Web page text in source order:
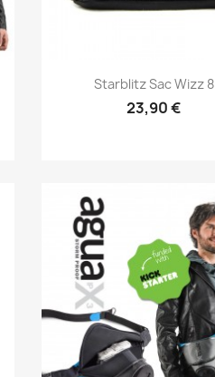
Aperçu rapide
Starblitz Sac Wizz 8
23,90 €